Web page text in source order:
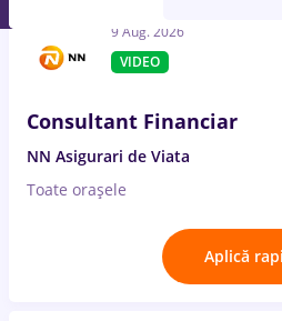
9 Aug. 2026
VIDEO
Consultant Financiar
NN Asigurari de Viata
Toate oraşele
Aplică